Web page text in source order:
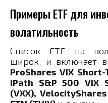
Примеры ETF для
волатильность
Список ETF на
широк, и включает
ProShares VIX Short-
iPath S&P 500 VIX
(VXX),